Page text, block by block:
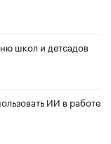
школ и детсадов
ИИ в работе